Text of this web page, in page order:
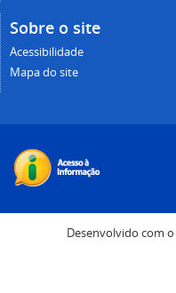
Sobre o site
Acessibilidade
Mapa do site
Desenvolvido com